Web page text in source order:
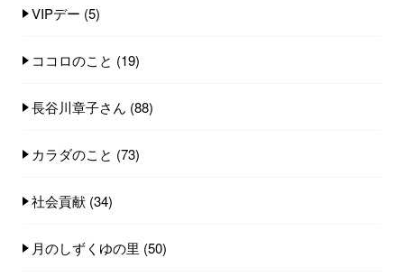
VIPデー (5)
ココロのこと (19)
長谷川章子さん (88)
カラダのこと (73)
社会貢献 (34)
月のしずくゆの里 (50)